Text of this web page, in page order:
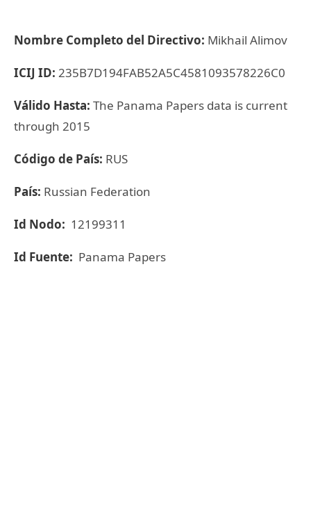
Nombre Completo del Directivo: Mikhail Alimov
ICIJ ID: 235B7D194FAB52A5C4581093578226C0
Válido Hasta: The Panama Papers data is current
through 2015
Código de País: RUS
País: Russian Federation
Id Nodo: 12199311
Id Fuente: Panama Papers